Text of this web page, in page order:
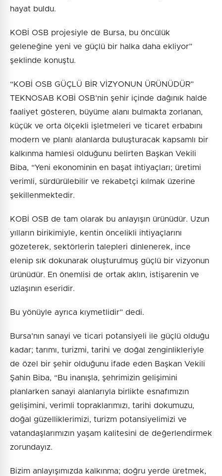
hayat buldu.
KOBİ OSB projesiyle de Bursa, bu öncülük
geleneğine yeni ve güçlü bir halka daha ekliyor”
şeklinde konuştu.
“KOBİ OSB GÜÇLÜ BİR VİZYONUN ÜRÜNÜDÜR”
TEKNOSAB KOBİ OSB’nin şehir içinde dağınık halde
faaliyet gösteren, büyüme alanı bulmakta zorlanan,
küçük ve orta ölçekli işletmeleri ve ticaret erbabını
modern ve planlı alanlarda buluşturacak kapsamlı bir
kalkınma hamlesi olduğunu belirten Başkan Vekili
Biba, “Yeni ekonominin en başat ihtiyaçları; üretimi
verimli, sürdürülebilir ve rekabetçi kılmak üzerine
şekillenmektedir.
KOBİ OSB de tam olarak bu anlayışın ürünüdür. Uzun
yılların birikimiyle, kentin öncelikli ihtiyaçlarını
gözeterek, sektörlerin talepleri dinlenerek, ince
elenip sık dokunarak oluşturulmuş güçlü bir vizyonun
ürünüdür. En önemlisi de ortak aklın, istişarenin ve
uzlaşının eseridir.
Bu yönüyle ayrıca kıymetlidir” dedi.
Bursa’nın sanayi ve ticari potansiyeli ile güçlü olduğu
kadar; tarımı, turizmi, tarihi ve doğal zenginlikleriyle
de özel bir şehir olduğunu ifade eden Başkan Vekili
Şahin Biba, “Bu inanışla, şehrimizin gelişimini
planlarken sanayi alanlarıyla birlikte esnafımızın
gelişimini, verimli topraklarımızı, tarihi dokumuzu,
doğal güzelliklerimizi, turizm potansiyelimizi ve
vatandaşlarımızın yaşam kalitesini de değerlendirmek
zorundayız.
Bizim anlayışımızda kalkınma; doğru yerde üretmek,